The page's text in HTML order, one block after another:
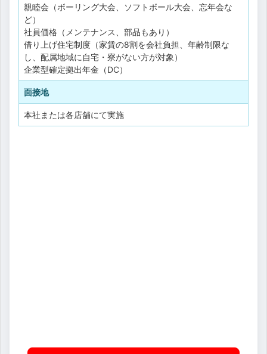
親睦会（ボーリング大会、ソフトボール大会、忘年会な
ど）
社員価格（メンテナンス、部品もあり）
借り上げ住宅制度（家賃の8割を会社負担、年齢制限な
し、配属地域に自宅・寮がない方が対象）
企業型確定拠出年金（DC）
面接地
本社または各店舗にて実施